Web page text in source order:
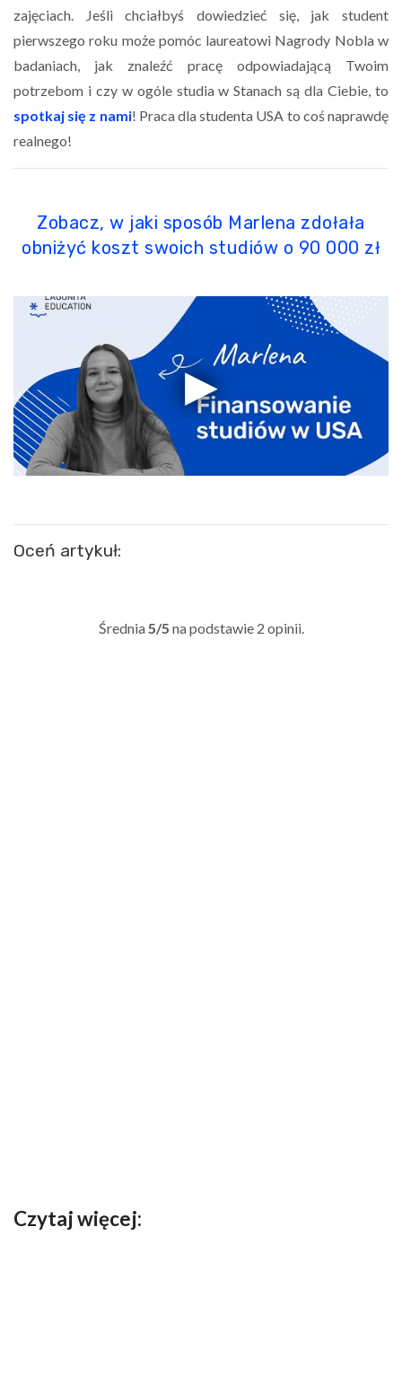
zajęciach. Jeśli chciałbyś dowiedzieć się, jak student
pierwszego roku może pomóc laureatowi Nagrody Nobla w
badaniach, jak znaleźć pracę odpowiadającą Twoim
potrzebom i czy w ogóle studia w Stanach są dla Ciebie, to
spotkaj się z nami! Praca dla studenta USA to coś naprawdę
realnego!
Zobacz, w jaki sposób Marlena zdołała
obniżyć koszt swoich studiów o 90 000 zł
Oceń artykuł:
Średnia5/5 na podstawie 2 opinii.
Czytaj więcej: